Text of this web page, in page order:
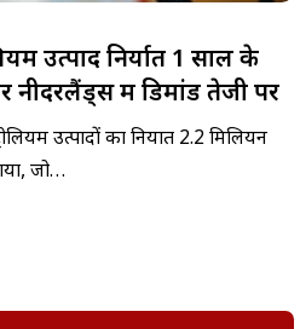
उत्पाद निर्यात 1 साल के
नीदरलैंड्स में डिमांड तेजी पर
उत्पादों का निर्यात 2.2 मिलियन
जो…